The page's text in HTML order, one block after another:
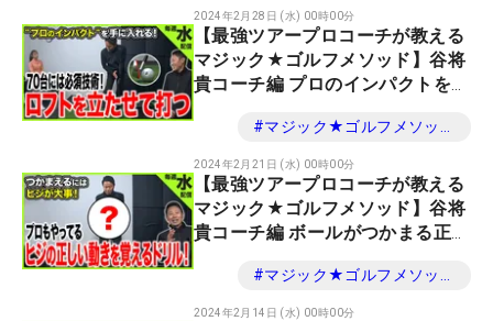
2024年2月28日 (水) 00時00分
【最強ツアープロコーチが教える
マジック★ゴルフメソッド】谷将
貴コーチ編 プロのインパクトを手
#マジック★ゴルフメソッド
2024年2月21日 (水) 00時00分
【最強ツアープロコーチが教える
マジック★ゴルフメソッド】谷将
貴コーチ編 ボールがつかまる正し
#マジック★ゴルフメソッド
2024年2月14日 (水) 00時00分